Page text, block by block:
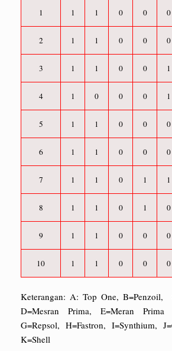
1 1 1 0 0 0
2 1 1 0 0 0
3 1 1 0 0 1
4 1 0 0 0 1
5 1 1 0 0 0
6 1 1 0 0 0
7 1 1 0 1 1
8 1 1 0 1 0
9 1 1 0 0 0
10 1 1 0 0 0
Keterangan: A: Top One, B=Penzoil,
D=Mesran Prima, E=Meran Prima
G=Repsol, H=Fastron, I=Synthium,
K=Shell